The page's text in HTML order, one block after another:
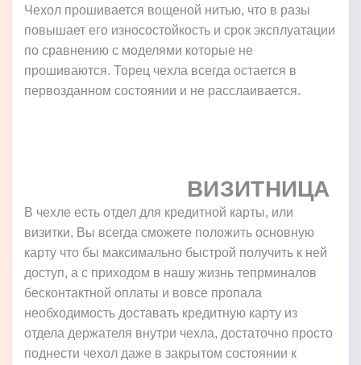
Чехол прошивается вощеной нитью, что в разы
повышает его износостойкость и срок эксплуатации
по сравнению с моделями которые не
прошиваются. Торец чехла всегда остается в
первозданном состоянии и не расслаивается.
ВИЗИТНИЦА
В чехле есть отдел для кредитной карты, или
визитки, Вы всегда сможете положить основную
карту что бы максимально быстрой получить к ней
доступ, а с приходом в нашу жизнь тепрминалов
бесконтактной оплаты и вовсе пропала
необходимость доставать кредитную карту из
отдела держателя внутри чехла, достаточно просто
поднести чехол даже в закрытом состоянии к